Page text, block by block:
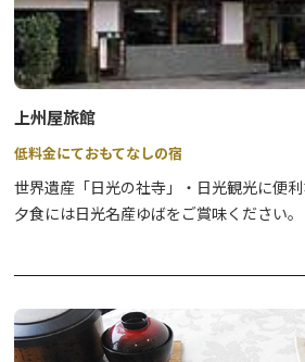
上州屋旅館
低料金にておもてなしの宿
世界遺産「日光の社寺」・日光観光に便利
夕食には日光名産ゆばをご賞味ください。